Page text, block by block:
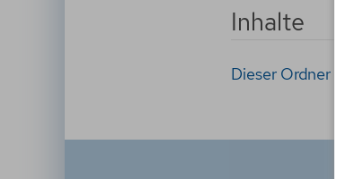
Inhalte
Dieser Ordner